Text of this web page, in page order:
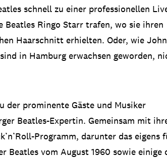
schnell zu einer professionellen
Beatles Ringo Starr trafen, wo sie ihren
Haarschnitt erhielten. Oder, wie John
in Hamburg erwachsen geworden,
der prominente Gäste und Musiker
Beatles-Expertin. Gemeinsam mit
Programm, darunter das eigens
Beatles vom August 1960 sowie einige